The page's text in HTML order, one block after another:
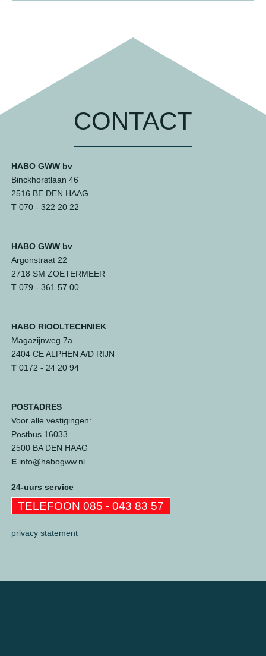
CONTACT
HABO GWW bv
Binckhorstlaan 46
2516 BE DEN HAAG
T070 - 322 20 22
HABO GWW bv
Argonstraat 22
2718 SM ZOETERMEER
T079 - 361 57 00
HABO RIOOLTECHNIEK
Magazijnweg 7a
2404 CE ALPHEN A/D RIJN
T0172 - 24 20 94
POSTADRES
Voor alle vestigingen:
Postbus 16033
2500 BA DEN HAAG
Einfo@habogww.nl
24-uurs service
TELEFOON 085 - 043 83 57
privacy statement